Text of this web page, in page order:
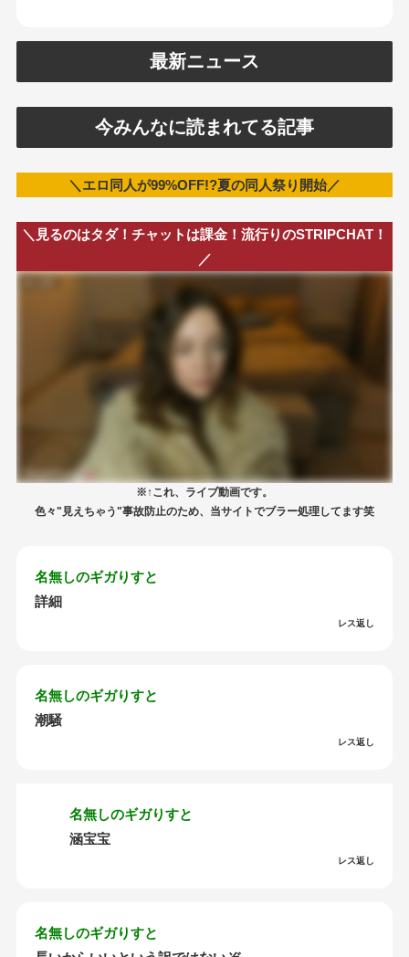
最新ニュース
今みんなに読まれてる記事
＼エロ同人が99%OFF!?夏の同人祭り開始／
＼見るのはタダ！チャットは課金！流行りのSTRIPCHAT！
／
※↑これ、ライブ動画です。
色々"見えちゃう"事故防止のため、当サイトでブラー処理してます笑
名無しのギガりすと
詳細
レス返し
名無しのギガりすと
潮騒
レス返し
名無しのギガりすと
涵宝宝
レス返し
名無しのギガりすと